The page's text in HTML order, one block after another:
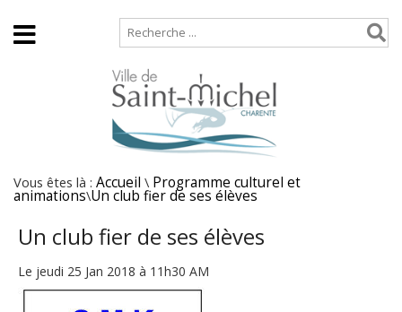
Vous êtes là : Accueil \ Programme culturel et
animations\Un club fier de ses élèves
Un club fier de ses élèves
Le jeudi 25 Jan 2018 à 11h30 AM